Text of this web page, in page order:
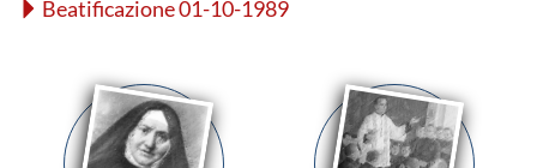
Beatificazione 01-10-1989